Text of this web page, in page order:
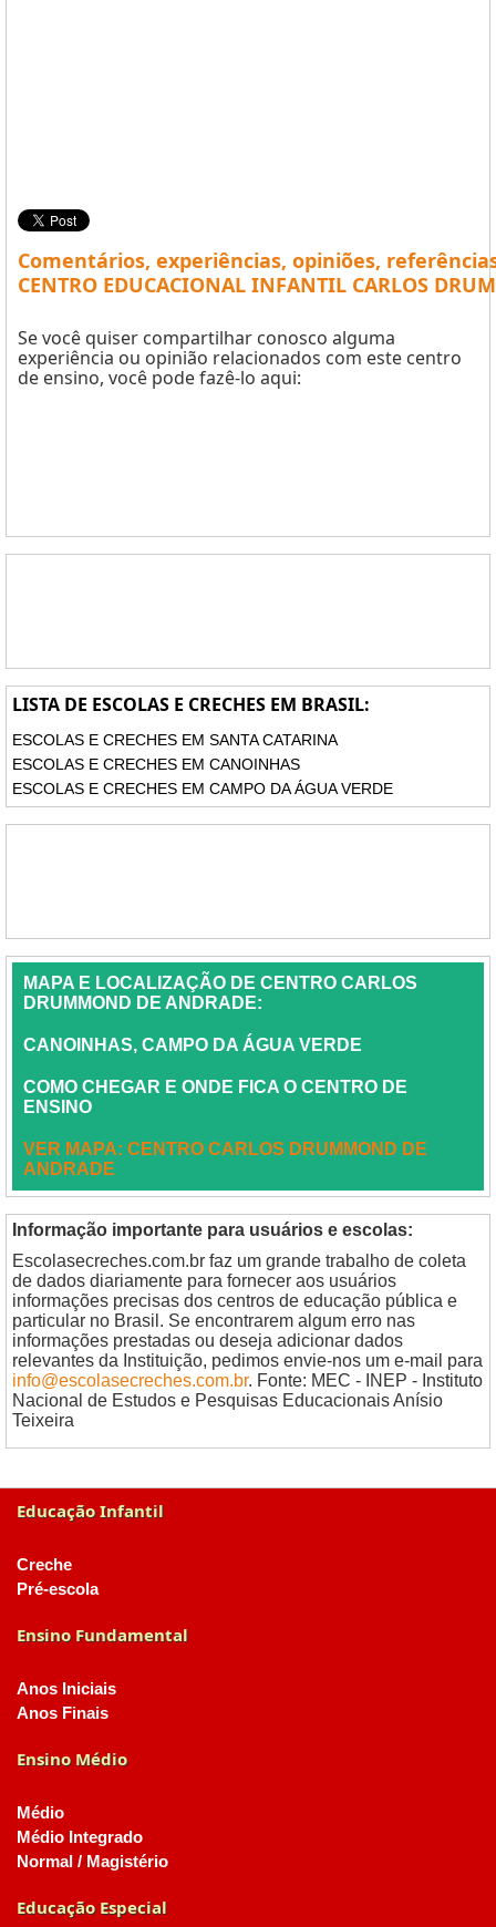
Comentários, experiências, opiniões,
CENTRO EDUCACIONAL INFANTIL CARLOS
Se você quiser compartilhar conosco alguma
experiência ou opinião relacionados com este centro
de ensino, você pode fazê-lo aqui:
LISTA DE ESCOLAS E CRECHES EM BRASIL:
ESCOLAS E CRECHES EM SANTA CATARINA
ESCOLAS E CRECHES EM CANOINHAS
ESCOLAS E CRECHES EM CAMPO DA ÁGUA VERDE
MAPA E LOCALIZAÇÃO DE CENTRO CARLOS
DRUMMOND DE ANDRADE:
CANOINHAS, CAMPO DA ÁGUA VERDE
COMO CHEGAR E ONDE FICA O CENTRO DE
ENSINO
VER MAPA: CENTRO CARLOS DRUMMOND DE
ANDRADE
Informação importante para usuários e escolas:
Escolasecreches.com.br faz um grande trabalho de coleta
de dados diariamente para fornecer aos usuários
informações precisas dos centros de educação pública e
particular no Brasil. Se encontrarem algum erro nas
informações prestadas ou deseja adicionar dados
relevantes da Instituição, pedimos envie-nos um e-mail para
info@escolasecreches.com.br. Fonte: MEC - INEP - Instituto
Nacional de Estudos e Pesquisas Educacionais Anísio
Teixeira
Educação Infantil
Creche
Pré-escola
Ensino Fundamental
Anos Iniciais
Anos Finais
Ensino Médio
Médio
Médio Integrado
Normal / Magistério
Educação Especial